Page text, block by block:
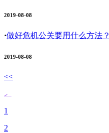
2019-08-08
·做好危机公关要用什么方法？
2019-08-08
<<
1
2